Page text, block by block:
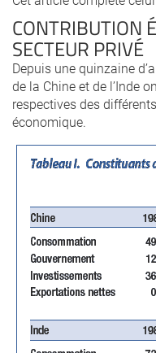
CONTRIBUTION
SECTEUR PRIVÉ
Depuis une quinzaine
de la Chine et de l’Inde
respectives des
économique.